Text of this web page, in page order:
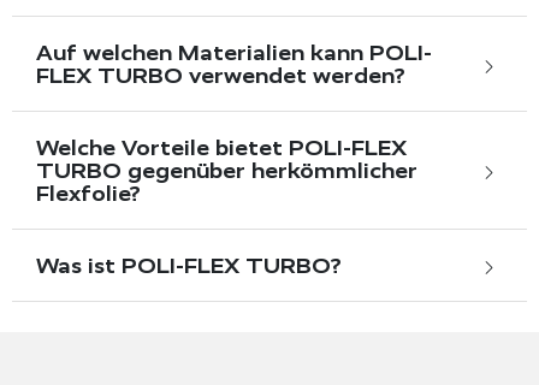
Auf welchen Materialien kann POLI-
FLEX TURBO verwendet werden?
Welche Vorteile bietet POLI-FLEX
TURBO gegenüber herkömmlicher
Flexfolie?
Was ist POLI-FLEX TURBO?